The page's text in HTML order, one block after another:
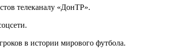
телеканалу «ДонТР».
в истории мирового футбола.